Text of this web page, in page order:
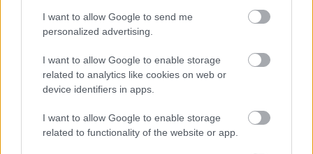
I want to allow Google to send me
personalized advertising.
I want to allow Google to enable storage
related to analytics like cookies on web or
device identifiers in apps.
I want to allow Google to enable storage
related to functionality of the website or app.
Eddie Jordan : “Have you
driven at Spa before?”
Michael Schumacher : “Yes,
…”